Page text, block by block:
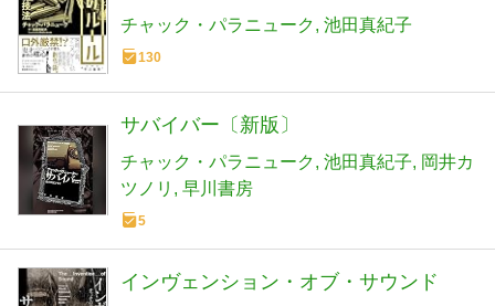
チャック・パラニューク 池田真紀子
130
サバイバー〔新版〕
チャック・パラニューク 池田真紀子
岡井カ
ツノリ
早川書房
5
インヴェンション・オブ・サウンド